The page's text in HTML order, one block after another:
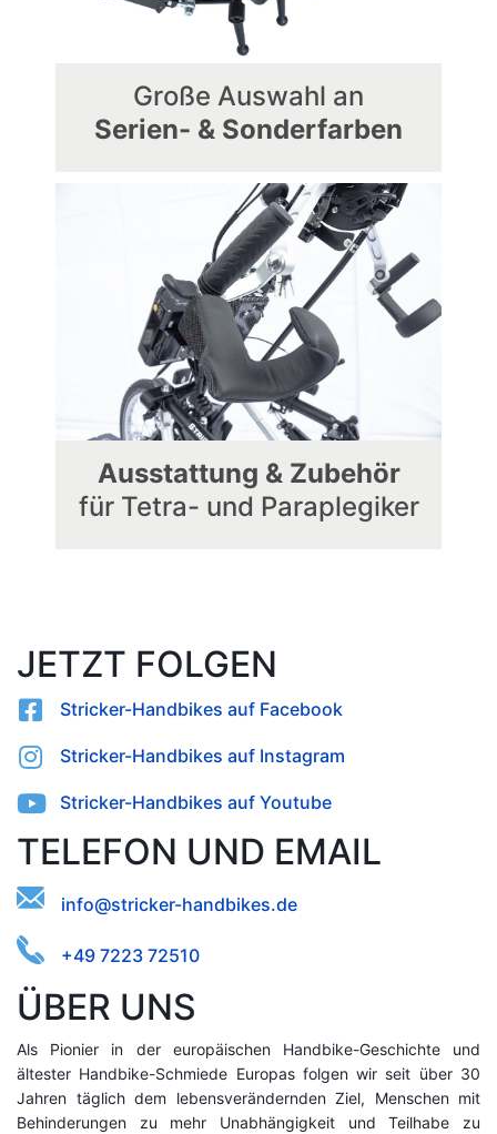
Große Auswahl an
Serien- & Sonderfarben
Ausstattung & Zubehör
für Tetra- und Paraplegiker
JETZT FOLGEN
Stricker-Handbikes auf Facebook
Stricker-Handbikes auf Instagram
Stricker-Handbikes auf Youtube
TELEFON UND EMAIL
hde.kkid-
@orsefentnabicirs
+49 7223 72510
ÜBER UNS
Als Pionier in der europäischen Handbike-Geschichte und
ältester Handbike-Schmiede Europas folgen wir seit über 30
Jahren täglich dem lebensverändernden Ziel, Menschen mit
Behinderungen zu mehr Unabhängigkeit und Teilhabe zu